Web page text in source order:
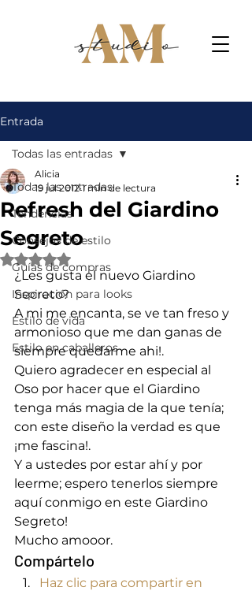
Entrada
Todas las entradas
Tendencias
Consejos de estilo
Guías de compras
Inspiración para looks
Estilo de vida
Estilo en caballeros
Todas las entradas
Refresh del Giardino
Segreto
Alicia
19 jul 2012 1 min de lectura
Obtuvo NaN de 5 estrellas.
¿Les gusta el nuevo Giardino
Secreto?
A mi me encanta, se ve tan freso y
armonioso que me dan ganas de
siempre quedarme ahi!.
Quiero agradecer en especial al
Oso por hacer que el Giardino
tenga más magia de la que tenía;
con este diseño la verdad es que
¡me fascina!.
Y a ustedes por estar ahí y por
leerme; espero tenerlos siempre
aquí conmigo en este Giardino
Segreto!
Mucho amooor.
Compártelo
Haz clic para compartir en